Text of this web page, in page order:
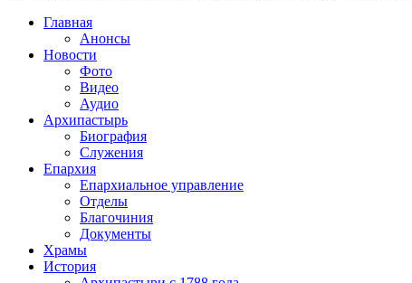
Главная
Анонсы
Новости
Фото
Видео
Аудио
Архипастырь
Биография
Служения
Епархия
Епархиальное управление
Отделы
Благочиния
Документы
Храмы
История